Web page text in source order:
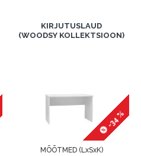
KIRJUTUSLAUD
(WOODSY KOLLEKTSIOON)
-34 %
MÕÕTMED (LxSxK)